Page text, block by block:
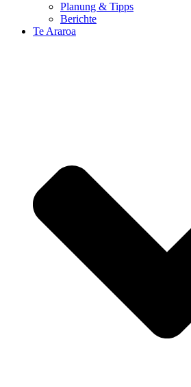
Planung & Tipps
Berichte
Te Araroa